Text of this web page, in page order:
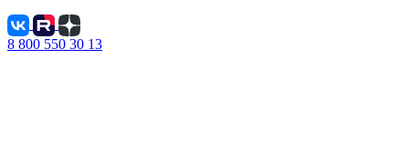
8 800 550 30 13